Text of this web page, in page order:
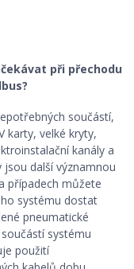
při přechodu
součástí,
karty, velké kryty,
kanály a
jsou další významnou
případech můžete
systému dostat
pneumatické
systému
použití